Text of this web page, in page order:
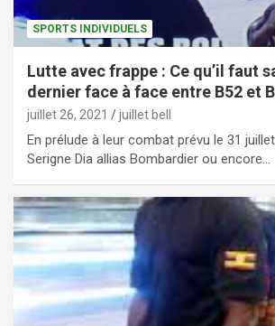
SPORTS INDIVIDUELS
Lutte avec frappe : Ce qu’il faut
dernier face à face entre B52 et
juillet 26, 2021 juillet bell
En prélude à leur combat prévu le 31
Serigne Dia allias Bombardier ou encore…